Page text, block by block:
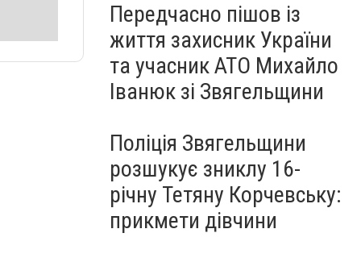
Передчасно пішов із
життя захисник України
та учасник АТО Михайло
Іванюк зі Звягельщини
Поліція Звягельщини
розшукує зниклу 16-
річну Тетяну Корчевську:
прикмети дівчини